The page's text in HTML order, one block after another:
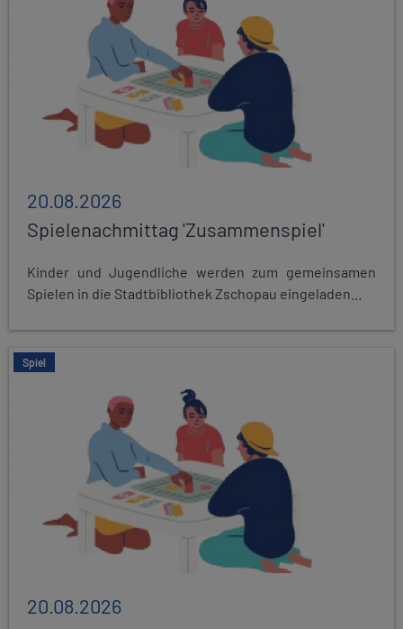
20.08.2026
Spielenachmittag 'Zusammenspiel'
Kinder und Jugendliche werden zum gemeinsamen
Spielen in die Stadtbibliothek Zschopau eingeladen...
Spiel
20.08.2026